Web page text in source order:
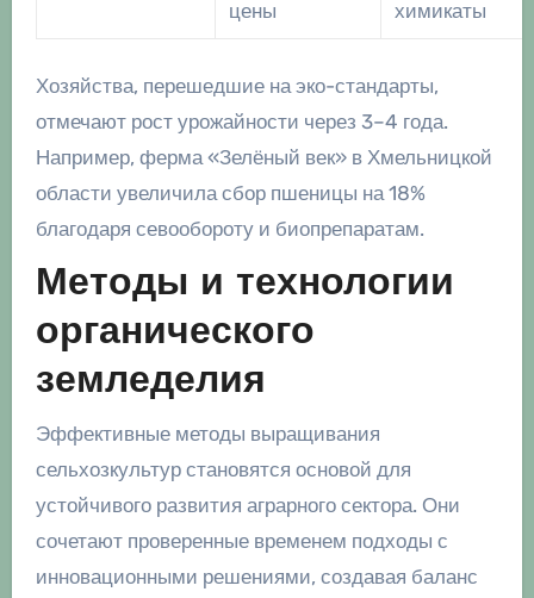
цены
химикаты
Хозяйства, перешедшие на эко-стандарты,
отмечают рост урожайности через 3–4 года.
Например, ферма «Зелёный век» в Хмельницкой
области увеличила сбор пшеницы на 18%
благодаря севообороту и биопрепаратам.
Методы и технологии
органического
земледелия
Эффективные методы выращивания
сельхозкультур становятся основой для
устойчивого развития аграрного сектора. Они
сочетают проверенные временем подходы с
инновационными решениями, создавая баланс